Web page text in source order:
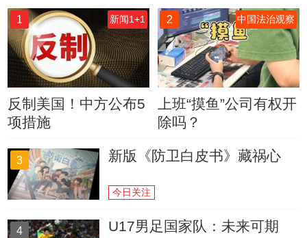
1 新闻1+1
反制美国！中方公布5
项措施
2 中国法治观察
上班“摸鱼”公司有权开
除吗？
3 新版《防卫白皮书》藏祸心
今日关注
4 U17男足国家队：未来可期